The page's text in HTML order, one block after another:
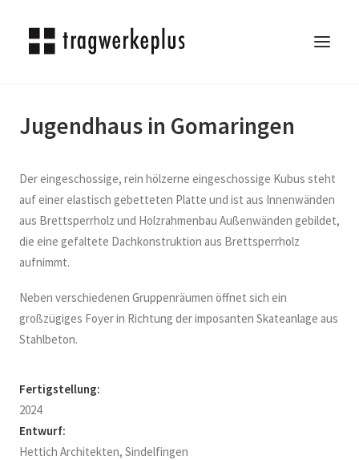
TRAGWERKEPLUS
REFERENZEN
ÜBER UNS
KARRIERE
KONTAKT
Jugendhaus in Gomaringen
Der eingeschossige, rein hölzerne eingeschossige Kubus steht
auf einer elastisch gebetteten Platte und ist aus Innenwänden
aus Brettsperrholz und Holzrahmenbau Außenwänden gebildet,
die eine gefaltete Dachkonstruktion aus Brettsperrholz
aufnimmt.
Neben verschiedenen Gruppenräumen öffnet sich ein
großzügiges Foyer in Richtung der imposanten Skateanlage aus
Stahlbeton.
Fertigstellung:
2024
Entwurf:
Hettich Architekten, Sindelfingen